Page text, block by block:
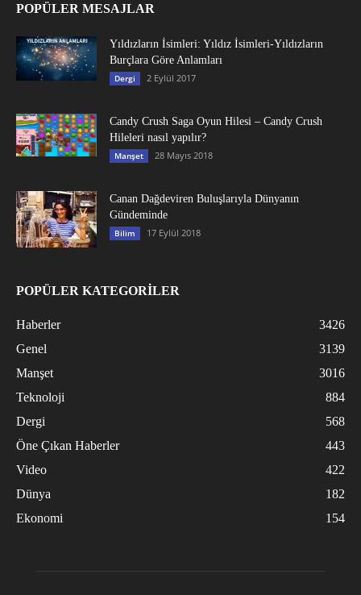
POPÜLER MESAJLAR
Yıldızların İsimleri: Yıldız İsimleri-Yıldızların
Burçlara Göre Anlamları
Dergi 2 Eylül 2017
Candy Crush Saga Oyun Hilesi – Candy Crush
Hileleri nasıl yapılır?
Manşet 28 Mayıs 2018
Canan Dağdeviren Buluşlarıyla Dünyanın
Gündeminde
Bilim 17 Eylül 2018
POPÜLER KATEGORİLER
Haberler
3426
Genel
3139
Manşet
3016
Teknoloji
884
Dergi
568
Öne Çıkan Haberler
443
Video
422
Dünya
182
Ekonomi
154